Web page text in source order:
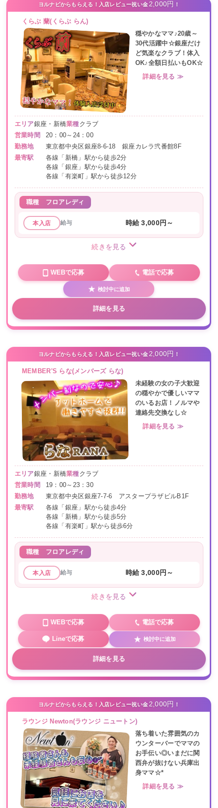
ヨルナビからもらえる！入店レビュー祝い金2,000円 ！
くらぶ 蘭(くらぶ らん)
穏やかなママ♪20歳～
30代活躍中☆銀座だけ
ど気楽なクラブ！体入
OK♪全額日払いもOK☆
詳細を見る ≫
エリア銀座・新橋業種クラブ
営業時間
20：00～24：00
勤務地
東京都中央区銀座8-6-18 銀座カレラ弐番館8F
最寄駅
各線「新橋」駅から徒歩2分
各線「銀座」駅から徒歩4分
各線「有楽町」駅から徒歩12分
職種 フロアレディ
本入店 給与 時給 3,000円～
続きを見る
WEBで応募 電話で応募
検討中に追加
詳細を見る
ヨルナビからもらえる！入店レビュー祝い金2,000円 ！
MEMBER'S らな(メンバーズ らな)
未経験の女の子大歓迎
の穏やかで優しいママ
のいるお店！ノルマや
連絡先交換なし☆
詳細を見る ≫
エリア銀座・新橋業種クラブ
営業時間
19：00～23：30
勤務地
東京都中央区銀座7-7-6 アスタープラザビルB1F
最寄駅
各線「銀座」駅から徒歩4分
各線「新橋」駅から徒歩5分
各線「有楽町」駅から徒歩6分
職種 フロアレディ
本入店 給与 時給 3,000円～
続きを見る
WEBで応募 電話で応募
Lineで応募 検討中に追加
詳細を見る
ヨルナビからもらえる！入店レビュー祝い金2,000円 ！
ラウンジ Newton(ラウンジ ニュートン)
落ち着いた雰囲気のカ
ウンターバーでママの
お手伝い◎いまだに関
西弁が抜けない兵庫出
身ママ☆*
詳細を見る ≫